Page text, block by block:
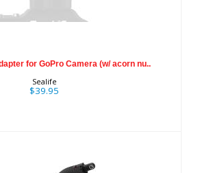
$39.95
for GoPro Camera (w/ acorn nu..
Sealife
$39.95